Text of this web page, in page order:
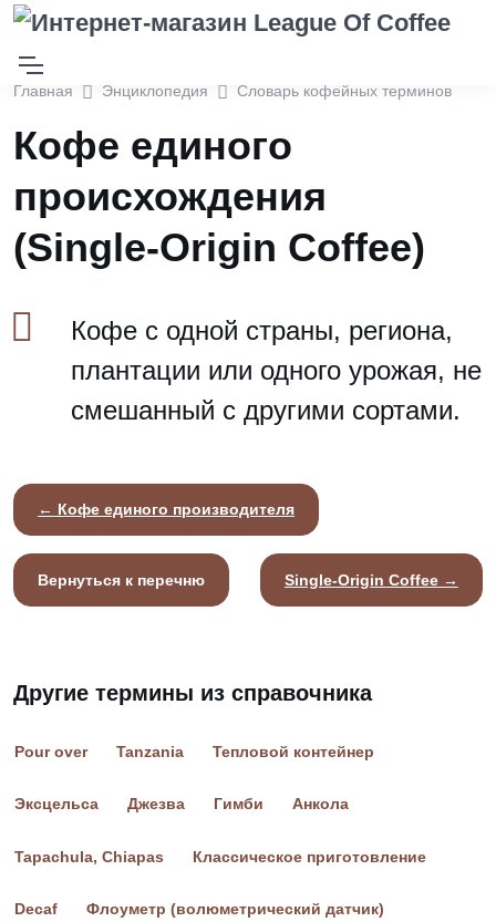
Главная Энциклопедия Словарь кофейных терминов
Кофе единого
происхождения
(Single-Origin Coffee)
Кофе с одной страны, региона,
плантации или одного урожая, не
смешанный с другими сортами.
← Кофе единого производителя
Вернуться к перечню Single-Origin Coffee →
Другие термины из справочника
Pour over Tanzania Тепловой контейнер
Эксцельса Джезва Гимби Анкола
Tapachula, Chiapas Классическое приготовление
Decaf Флоуметр (волюметрический датчик)